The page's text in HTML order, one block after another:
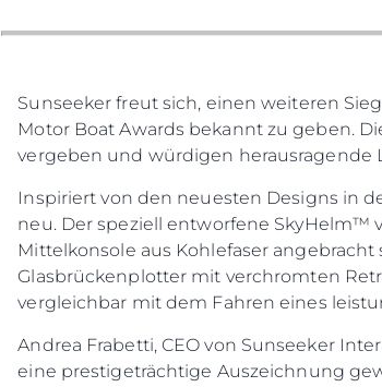
Sunseeker freut sich, einen weiteren
Motor Boat Awards bekannt zu geben.
vergeben und würdigen herausragende
Inspiriert von den neuesten Designs in
neu. Der speziell entworfene SkyHelm™
Mittelkonsole aus Kohlefaser
Glasbrückenplotter mit verchromten
vergleichbar mit dem Fahren eines
Andrea Frabetti, CEO von Sunseeker
eine prestigeträchtige Auszeichnung